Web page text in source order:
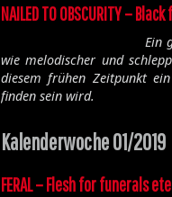
NAILED TO OBSCURITY –
Ein
wie melodischer und
diesem frühen Zeitpunkt
finden sein wird.
Kalenderwoche 01/2019
FERAL – Flesh for funerals